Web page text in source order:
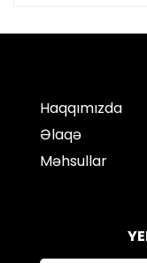
Haqqımızda
Əlaqə
Məhsullar